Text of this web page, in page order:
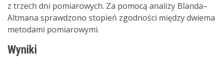
z trzech dni pomiarowych. Za pomocą analizy Blanda–
Altmana sprawdzono stopień zgodności między dwiema
metodami pomiarowymi.
Wyniki